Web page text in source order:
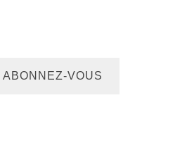
ABONNEZ-VOUS